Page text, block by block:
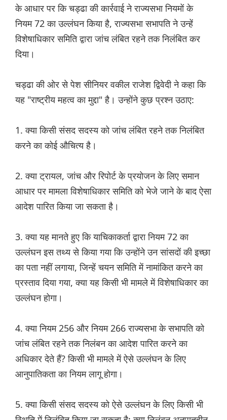
के आधार पर कि चड्ढा की कार्रवाई ने राज्यसभा नियमों के
नियम 72 का उल्लंघन किया है, राज्यसभा सभापति ने उन्हें
विशेषाधिकार समिति द्वारा जांच लंबित रहने तक निलंबित कर
दिया।
चड्ढा की ओर से पेश सीनियर वकील राजेश द्विवेदी ने कहा कि
यह "राष्ट्रीय महत्व का मुद्दा" है। उन्होंने कुछ प्रश्न उठाए:
1. क्या किसी संसद सदस्य को जांच लंबित रहने तक निलंबित
करने का कोई औचित्य है।
2. क्या ट्रायल, जांच और रिपोर्ट के प्रयोजन के लिए समान
आधार पर मामला विशेषाधिकार समिति को भेजे जाने के बाद ऐसा
आदेश पारित किया जा सकता है।
3. क्या यह मानते हुए कि याचिकाकर्ता द्वारा नियम 72 का
उल्लंघन इस तथ्य से किया गया कि उन्होंने उन सांसदों की इच्छा
का पता नहीं लगाया, जिन्हें चयन समिति में नामांकित करने का
प्रस्ताव दिया गया, क्या यह किसी भी मामले में विशेषाधिकार का
उल्लंघन होगा।
4. क्या नियम 256 और नियम 266 राज्यसभा के सभापति को
जांच लंबित रहने तक निलंबन का आदेश पारित करने का
अधिकार देते हैं? किसी भी मामले में ऐसे उल्लंघन के लिए
आनुपातिकता का नियम लागू होगा।
5. क्या किसी संसद सदस्य को ऐसे उल्लंघन के लिए किसी भी